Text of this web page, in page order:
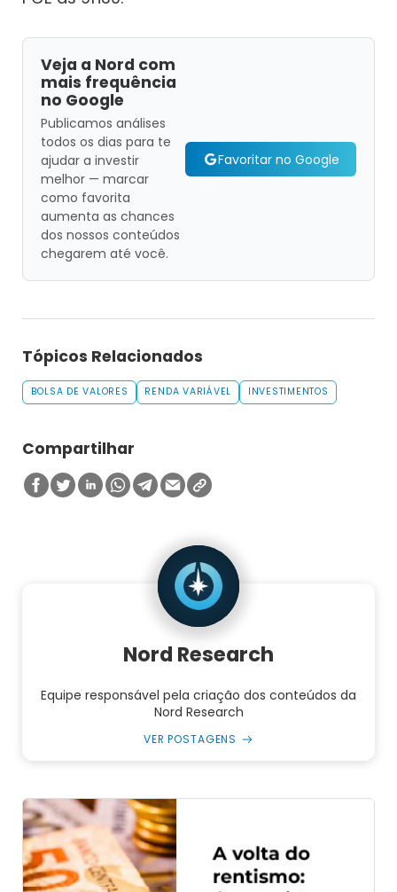
Veja a Nord com
mais frequência
no Google
Publicamos análises
todos os dias para te
ajudar a investir
melhor — marcar
como favorita
aumenta as chances
dos nossos conteúdos
chegarem até você.
Favoritar no Google
Tópicos Relacionados
BOLSA DE VALORES RENDA VARIÁVEL INVESTIMENTOS
Compartilhar
Nord Research
Equipe responsável pela criação dos conteúdos da
Nord Research
VER POSTAGENS